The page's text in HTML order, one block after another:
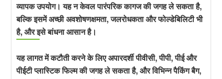
व्यापक उपयोग। यह न केवल पारंपरिक कागज की जगह ले सकता है,
बल्कि इसमें अच्छी अवशोषणक्षमता, जलरोधकता और फोल्डेबिलिटी भी
है, और इसे बांधना आसान है।
यह लागत में कटौती करने के लिए अपारदर्शी पीवीसी, पीपी, पीई और
पीईटी प्लास्टिक फिल्म की जगह ले सकता है, और विभिन्न पैकिंग बैग,